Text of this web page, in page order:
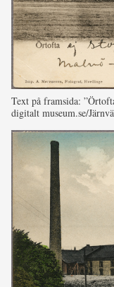
Text på framsida:
digitalt museum.se/